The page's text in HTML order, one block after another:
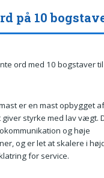
på 10
ord med 10 bogstaver
er en mast opbygget
styrke med lav vægt.
og høje
og er let at skalere i
for service.